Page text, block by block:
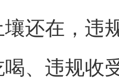
还在，违
、违规收